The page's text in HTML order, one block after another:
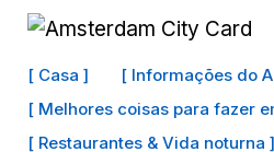
[ Casa ] [ Informações do
[ Melhores coisas para fazer
[ Restaurantes & Vida noturna ]